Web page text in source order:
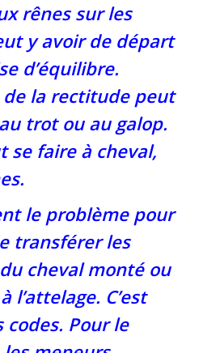
rênes sur les
y avoir de départ
d’équilibre.
de la rectitude peut
trot ou au galop.
se faire à cheval,
problème pour
transférer les
cheval monté ou
C’est
codes. Pour le